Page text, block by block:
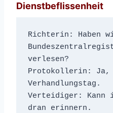
Dienstbeflissenheit
Richterin: Haben
verlesen?
Protokollerin: Ja,
Verhandlungstag.
Verteidiger: Kann
dran erinnern.